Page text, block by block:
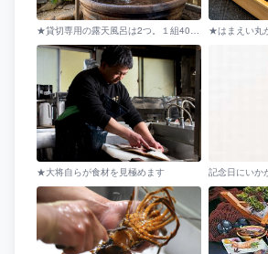
★貸切専用の露天風呂は2つ。１組40分貸切無料（到着時に予約を） ★はまえい丸
★大将自らが食材を見極めます 記念日にいか